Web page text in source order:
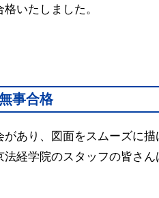
いたしました。
事合格
あり、図面をスムーズに
経学院のスタッフの皆さ